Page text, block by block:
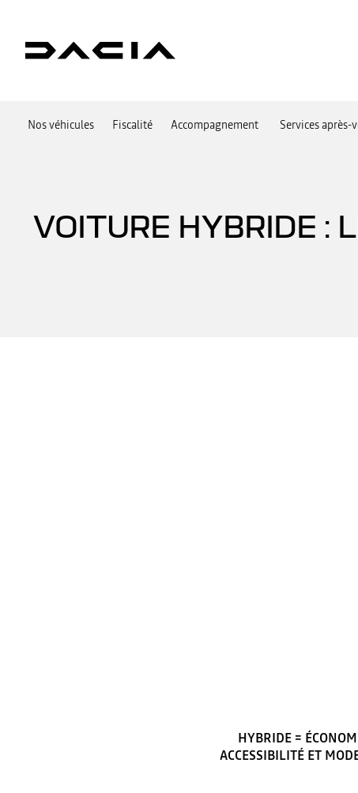
Nos véhicules Fiscalité Accompagnement Services après-
VOITURE HYBRIDE :
HYBRIDE =
ACCESSIBILITÉ ET